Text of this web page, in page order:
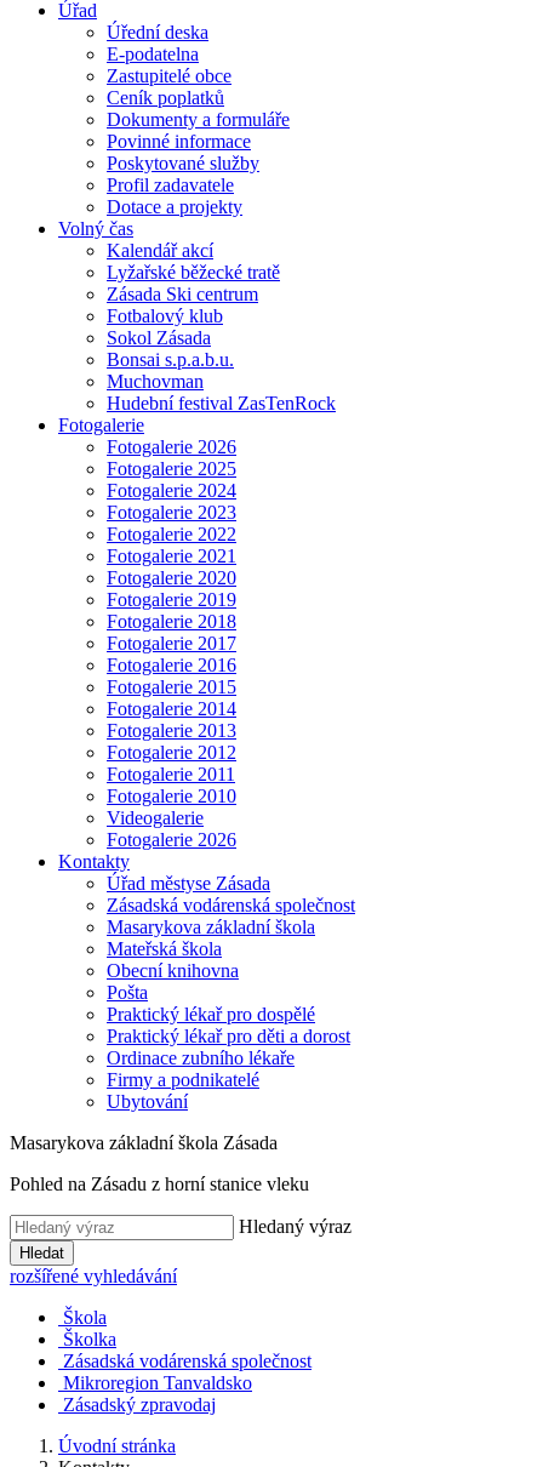
Úřad
Úřední deska
E-podatelna
Zastupitelé obce
Ceník poplatků
Dokumenty a formuláře
Povinné informace
Poskytované služby
Profil zadavatele
Dotace a projekty
Volný čas
Kalendář akcí
Lyžařské běžecké tratě
Zásada Ski centrum
Fotbalový klub
Sokol Zásada
Bonsai s.p.a.b.u.
Muchovman
Hudební festival ZasTenRock
Fotogalerie
Fotogalerie 2026
Fotogalerie 2025
Fotogalerie 2024
Fotogalerie 2023
Fotogalerie 2022
Fotogalerie 2021
Fotogalerie 2020
Fotogalerie 2019
Fotogalerie 2018
Fotogalerie 2017
Fotogalerie 2016
Fotogalerie 2015
Fotogalerie 2014
Fotogalerie 2013
Fotogalerie 2012
Fotogalerie 2011
Fotogalerie 2010
Videogalerie
Fotogalerie 2026
Kontakty
Úřad městyse Zásada
Zásadská vodárenská společnost
Masarykova základní škola
Mateřská škola
Obecní knihovna
Pošta
Praktický lékař pro dospělé
Praktický lékař pro děti a dorost
Ordinace zubního lékaře
Firmy a podnikatelé
Ubytování
Masarykova základní škola Zásada
Pohled na Zásadu z horní stanice vleku
Hledaný výraz
Hledat
rozšířené vyhledávání
Škola
Školka
Zásadská vodárenská společnost
Mikroregion Tanvaldsko
Zásadský zpravodaj
Úvodní stránka